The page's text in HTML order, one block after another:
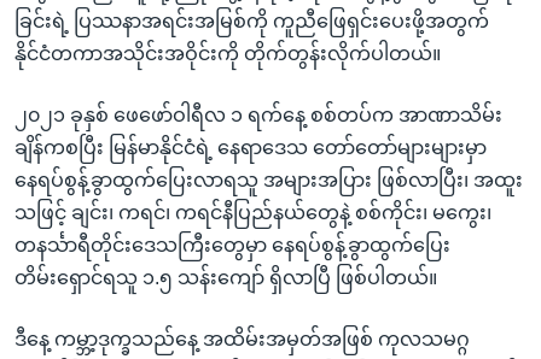
ခြင်းရဲ့ ပြဿနာအရင်းအမြစ်ကို ကူညီဖြေရှင်းပေးဖို့အတွက်
နိုင်ငံတကာအသိုင်းအဝိုင်းကို တိုက်တွန်းလိုက်ပါတယ်။
၂၀၂၁ ခုနှစ် ဖေဖော်ဝါရီလ ၁ ရက်နေ့ စစ်တပ်က အာဏာသိမ်း
ချိန်ကစပြီး မြန်မာနိုင်ငံရဲ့ နေရာဒေသ တော်တော်များများမှာ
နေရပ်စွန့်ခွာထွက်ပြေးလာရသူ အများအပြား ဖြစ်လာပြီး၊ အထူး
သဖြင့် ချင်း၊ ကရင်၊ ကရင်နီပြည်နယ်တွေနဲ့ စစ်ကိုင်း၊ မကွေး၊
တနင်္သာရီတိုင်းဒေသကြီးတွေမှာ နေရပ်စွန့်ခွာထွက်ပြေး
တိမ်းရှောင်ရသူ ၁.၅ သန်းကျော် ရှိလာပြီ ဖြစ်ပါတယ်။
ဒီနေ့ ကမ္ဘာ့ဒုက္ခသည်နေ့ အထိမ်းအမှတ်အဖြစ် ကုလသမဂ္ဂ